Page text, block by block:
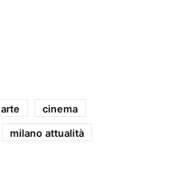
arte
cinema
milano attualità